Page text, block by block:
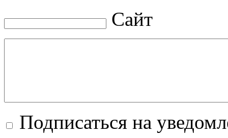
Сайт
Подписаться на